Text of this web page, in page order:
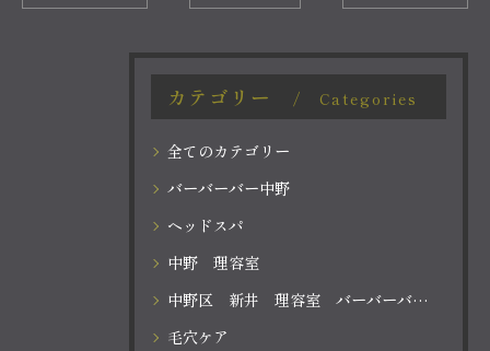
カテゴリー Categories
全てのカテゴリー
バーバーバー中野
ヘッドスパ
中野 理容室
中野区 新井 理容室 バーバーバー中野
毛穴ケア